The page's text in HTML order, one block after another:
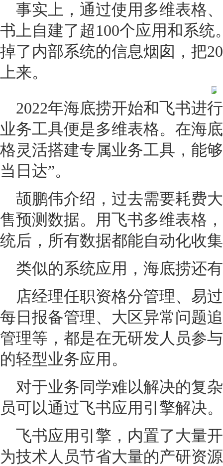
事实上，通过使用多维表格
书上自建了超100个应用和系
掉了内部系统的信息烟囱，把
上来。
2022年海底捞开始和飞书进
业务工具便是多维表格。在海
格灵活搭建专属业务工具，能
当日达”。
颉鹏伟介绍，过去需要耗费
售预测数据。用飞书多维表格
统后，所有数据都能自动化收
类似的系统应用，海底捞还
店经理任职资格分管理、易
每日报备管理、大区异常问题
管理等，都是在无研发人员参
的轻型业务应用。
对于业务同学难以解决的复
员可以通过飞书应用引擎解决。
飞书应用引擎，内置了大量
为技术人员节省大量的产研资